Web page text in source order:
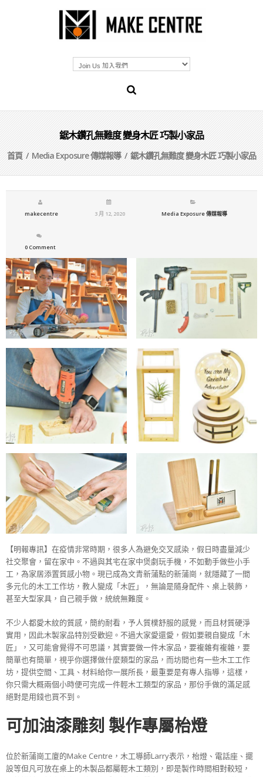
鋸木鑽孔無難度 變身木匠 巧製小家品
首頁/ Media Exposure 傳媒報導/ 鋸木鑽孔無難度 變身木匠 巧製小家品
makecentre 3 月 12, 2020 Media Exposure 傳媒報導
0 Comment
【明報專訊】在疫情非常時期，很多人為避免交叉感染，假日時盡量減少
社交聚會，留在家中。不過與其宅在家中煲劇玩手機，不如動手做些小手
工，為家居添置質感小物。現已成為文青新蒲點的新蒲崗，就隱藏了一間
多元化的木工工作坊，教人變成「木匠」，無論是隨身配件、桌上裝飾，
甚至大型家具，自己親手做，統統無難度。
不少人都愛木紋的質感，簡約耐看，予人質樸舒服的感覺，而且材質硬淨
實用，因此木製家品特別受歡迎。不過大家愛還愛，假如要親自變成「木
匠」，又可能會覺得不可思議，其實要做一件木家品，要複雜有複雜，要
簡單也有簡單，視乎你選擇做什麼類型的家品，而坊間也有一些木工工作
坊，提供空間、工具、材料給你一展所長，最重要是有專人指導，這樣，
你只需大概兩個小時便可完成一件輕木工類型的家品，那份手做的滿足感
絕對是用錢也買不到。
可加油漆雕刻 製作專屬枱燈
位於新蒲崗工廈的Make Centre，木工導師Larry表示，枱燈、電話座、擺
設等但凡可放在桌上的木製品都屬輕木工類別，即是製作時間相對較短，